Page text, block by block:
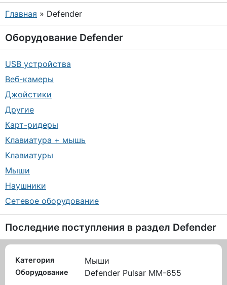
Главная » Defender
Оборудование Defender
USB устройства
Веб-камеры
Джойстики
Другие
Карт-ридеры
Клавиатура + мышь
Клавиатуры
Мыши
Наушники
Сетевое оборудование
Последние поступления в раздел Defender
Категория Мыши
Оборудование Defender Pulsar MM-655